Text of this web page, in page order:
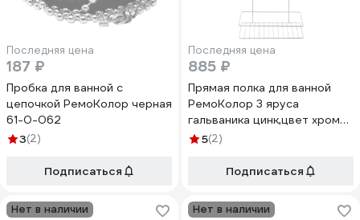
Последняя цена
187 ₽
Пробка для ванной с
цепочкой РемоКолор черная
61-0-062
3(2)
Подписаться
Последняя цена
885 ₽
Прямая полка для ванной
РемоКолор 3 яруса
гальваника цинк,цвет хром
67-0-658
5(2)
Подписаться
Нет в наличии Нет в наличии